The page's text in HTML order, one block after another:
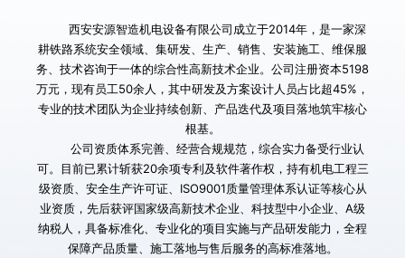
耕铁路系统安全领域、集研发、生产、销售、安装施工、维保服
务、技术咨询于一体的综合性高新技术企业。公司注册资本5198
万元，现有员工50余人，其中研发及方案设计人员占比超45%，
专业的技术团队为企业持续创新、产品迭代及项目落地筑牢核心
根基。
可。目前已累计斩获20余项专利及软件著作权，持有机电工程三
级资质、安全生产许可证、ISO9001质量管理体系认证等核心从
业资质，先后获评国家级高新技术企业、科技型中小企业、A级
纳税人，具备标准化、专业化的项目实施与产品研发能力，全程
保障产品质量、施工落地与售后服务的高标准落地。